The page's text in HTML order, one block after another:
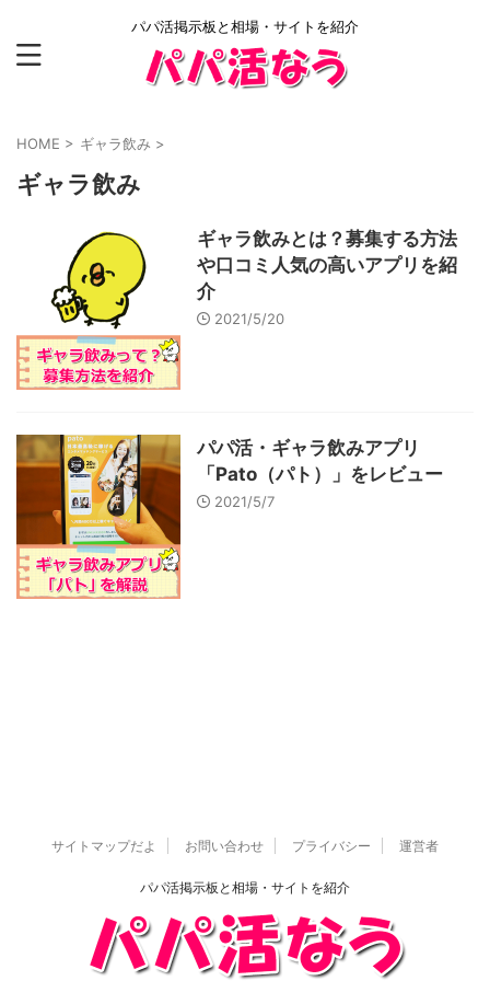
パパ活掲示板と相場・サイトを紹介
HOME > ギャラ飲み >
ギャラ飲み
ギャラ飲みとは？募集する方法
や口コミ人気の高いアプリを紹
介
2021/5/20
パパ活・ギャラ飲みアプリ
「Pato（パト）」をレビュー
2021/5/7
サイトマップだよ お問い合わせ プライバシー 運営者
パパ活掲示板と相場・サイトを紹介